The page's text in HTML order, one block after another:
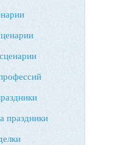
праздники